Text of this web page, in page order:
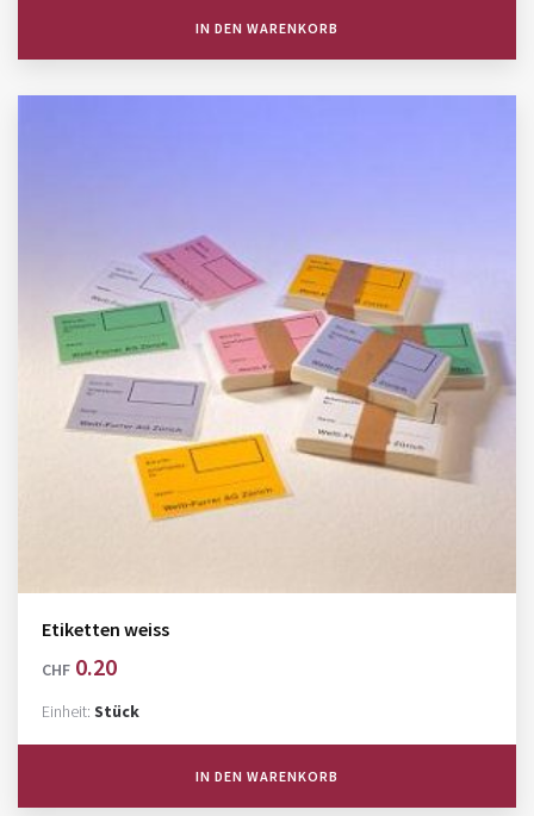
IN DEN WARENKORB
Etiketten weiss
CHF 0.20
Einheit: Stück
IN DEN WARENKORB